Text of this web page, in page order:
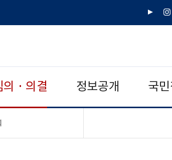
유
인
의 · 의결 정보공개 국